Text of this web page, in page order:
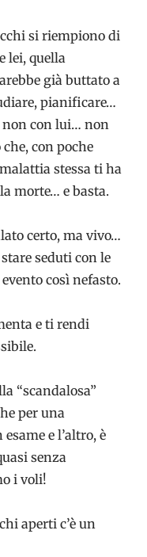
si riempiono di
lei, quella
già buttato a
pianificare…
con lui… non
con poche
stessa ti ha
morte… e basta.
certo, ma vivo…
seduti con le
così nefasto.
e ti rendi
“scandalosa”
per una
e l’altro, è
senza
i voli!
aperti c’è un